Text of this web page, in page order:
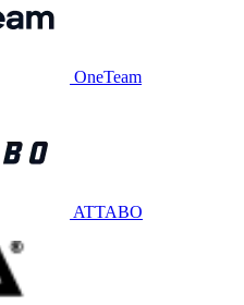
OneTeam
ATTABO